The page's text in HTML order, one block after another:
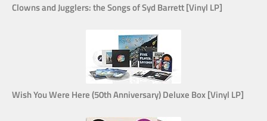
Clowns and Jugglers: the Songs of Syd Barrett [Vinyl LP]
Wish You Were Here (50th Anniversary) Deluxe Box [Vinyl LP]